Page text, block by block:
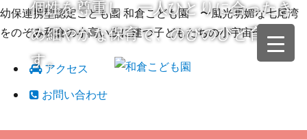
幼保連携型認定こども園 和倉こども園 〜風光明媚な七尾湾
をのぞみ和倉の小高い丘に建つ子どもたちの小宇宙〜
アクセス
お問い合わせ
個性を尊重し、一人ひとりに合ったき
め細やかな保育で、のびのびと育てま
す。